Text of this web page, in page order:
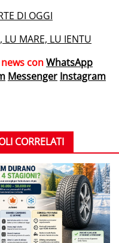
DI OGGI
LU MARE, LU IENTU
conWhatsApp
Messenger Instagram
CORRELATI